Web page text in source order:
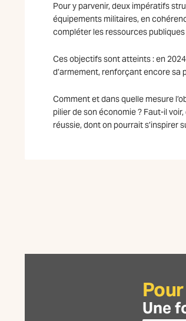
Pour y parvenir, deux impératifs
équipements militaires, en
compléter les ressources
Ces objectifs sont atteints : en
d’armement, renforçant encore
Comment et dans quelle mesure
pilier de son économie ? Faut-il
réussie, dont on pourrait s’inspirer
Une